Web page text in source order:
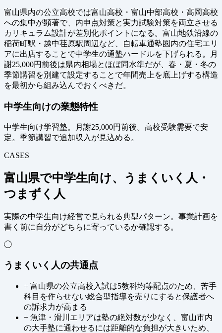
富山県内の公立高校では富山高校・富山中部高校・高岡高校
への集中が顕著で、内申点対策と実力試験対策を両立させる
カリキュラム設計が差別化ポイントになる。富山地鉄沿線の
稲荷町駅・越中荏原駅周辺など、自転車通塾圏内の住宅エリ
アに出店することで中学生の通塾ハードルを下げられる。月
謝25,000円前後は県内相場とほぼ同水準だが、春・夏・冬の
季節講習を別建て設定することで年間売上を底上げする構造
を最初から組み込んでおくべきだ。
中学生向けの業態特性
中学生向け学習塾。月謝25,000円前後。高校受験需要で安
定。季節講習で追加収入が見込める。
CASES
富山県で中学生向け、うまくいく人・
つまずく人
実際の中学生向け経営で見られる典型パターン。事業計画を
書く前に自分がどちらに寄っているか確認する。
◯
うまくいく人の共通点
+ 富山県の公立高校入試は5教科均等配点のため、苦手
科目を作らせない総合型指導を売りにすると保護者へ
の訴求力が高まる
+ 魚津・滑川エリアは塾の絶対数が少なく、富山市内
の大手塾に通わせるには距離的な負担が大きいため、